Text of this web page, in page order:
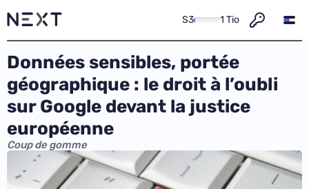
S3 1 Tio
Données sensibles, portée
géographique : le droit à l’oubli
sur Google devant la justice
européenne
Coup de gomme